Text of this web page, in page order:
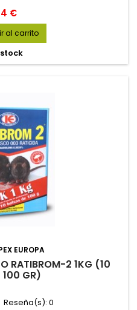
€
al carrito
stock
EUROPA
RATIBROM-2 1KG (10
100 GR)
Reseña(s): 0